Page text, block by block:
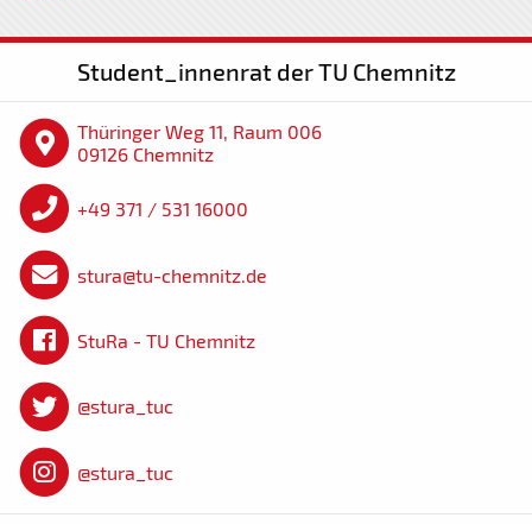
Student_innenrat der TU Chemnitz
Thüringer Weg 11, Raum 006
09126 Chemnitz
+49 371 / 531 16000
stura@tu-chemnitz.de
StuRa - TU Chemnitz
@stura_tuc
@stura_tuc